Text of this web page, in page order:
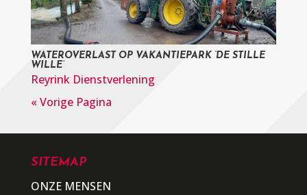
WATEROVERLAST OP VAKANTIEPARK ‘DE STILLE
WILLE’
Reyrink Dienstverlening
« Vorige Pagina
SITEMAP
ONZE MENSEN